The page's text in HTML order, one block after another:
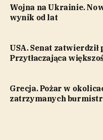
Wojna na Ukrainie.
wynik od lat
USA. Senat
Przytłaczająca
Grecja. Pożar w
zatrzymanych